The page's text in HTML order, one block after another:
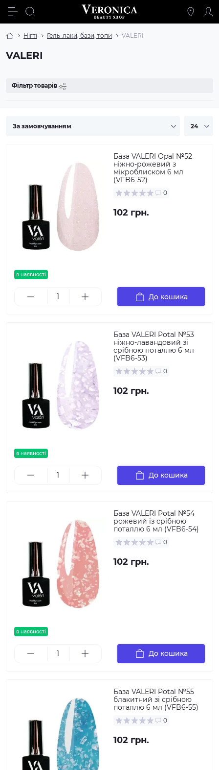
Нігті Гель-лаки, бази, топи VALERI
VALERI
Фільтр товарів
в наявності
База VALERI Opal №52
ніжно-рожевий з
мікроблиском 6 мл
(VFB6-52)
0
102 грн.
До кошика
в наявності
База VALERI Potal №53
ніжно-лавандовий зі
срібною поталлю 6 мл
(VFB6-53)
0
102 грн.
До кошика
в наявності
База VALERI Potal №54
рожевий із срібною
поталлю 6 мл (VFB6-54)
0
102 грн.
До кошика
База VALERI Potal №55
блакитний зі срібною
поталлю 6 мл (VFB6-55)
0
102 грн.